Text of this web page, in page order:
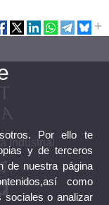
Industrial
Por ello te
y de terceros
de nuestra página
como
sociales o analizar